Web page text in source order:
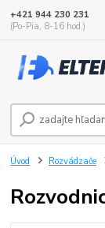
+421 944 230 231
(Po-Pia, 8-16 hod.)
Úvod Rozvádzače